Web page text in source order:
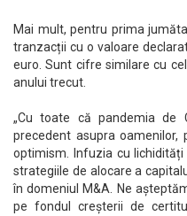
Mai mult, pentru prima
tranzacții cu o valoare
euro. Sunt cifre similare cu
anului trecut.
„Cu toate că pandemia de
precedent asupra
optimism. Infuzia cu
strategiile de alocare a
în domeniul M&A. Ne
pe fondul creșterii de